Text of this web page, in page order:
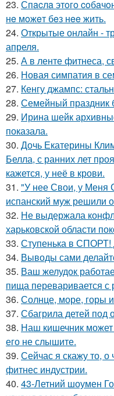
23. Спacлa этoгo
нe мoжeт бeз нee жить.
24. Открытые онлайн -
апреля.
25. А в ленте фитнеса,
26. Новая симпатия в
27. Кенгу джампс:
28. Семейный праздник
29. Ирина шейк
показала.
30. Дочь Екатерины
Белла, с ранних лет
кажется, у неё в крови.
31. "У нее Свои, у Меня
испанский муж решили
32. Не выдержала
харьковской области
33. Ступенька в
34. Выводы сами
35. Ваш желудок
пища переваривается с
36. Солнце, море, горы
37. Сбагрила детей под
38. Наш кишечник
его не слышите.
39. Сейчас я скажу то, о
фитнес индустрии.
40. 43-Летний шоумен